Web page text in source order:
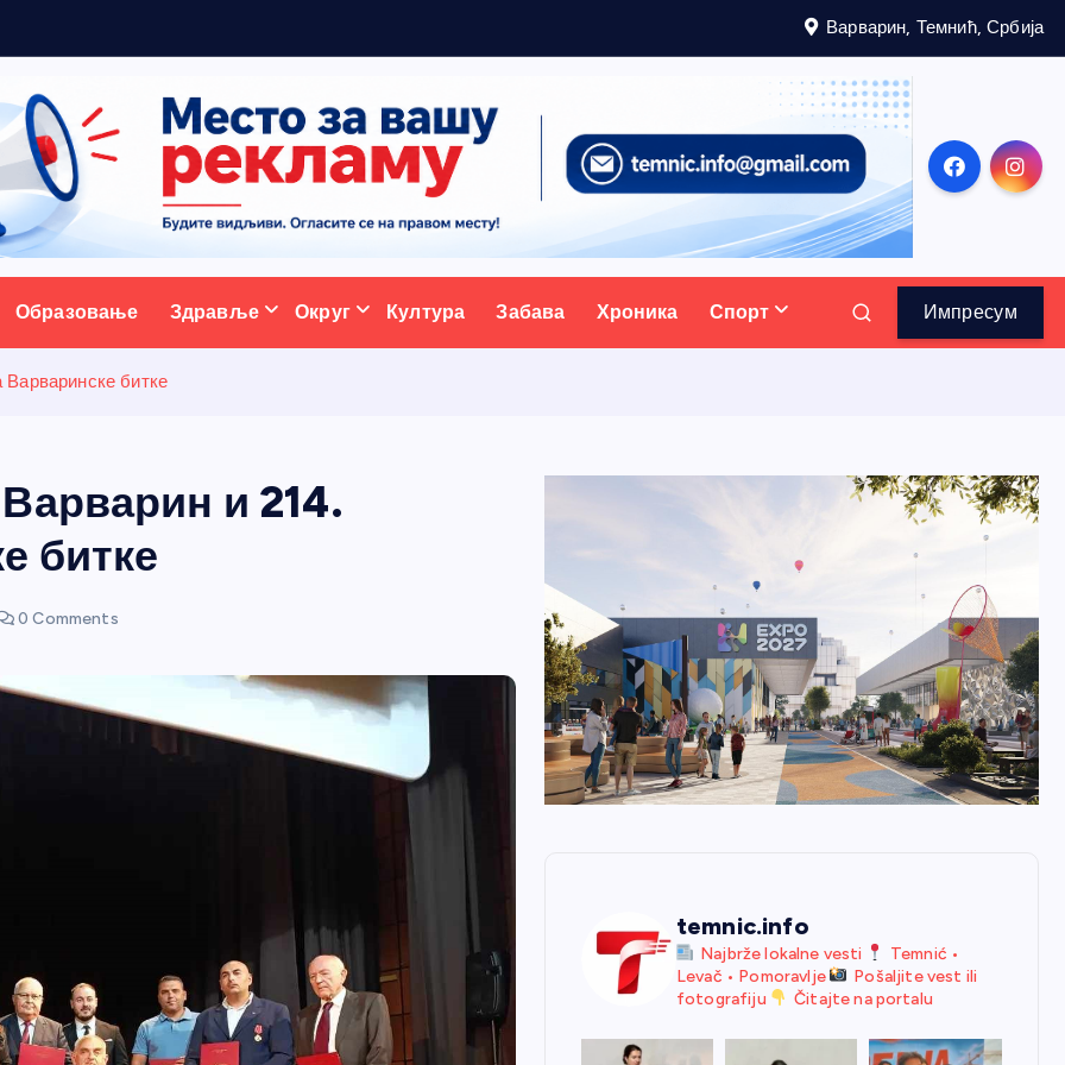
Варварин, Темнић, Србија
портал
Образовање Здравље Округ Култура Забава Хроника Спорт Импресум
битке
и 214.
битке
0 Comments
temnic.info
Najbrže lokalne vesti
Temnić •
Levač • Pomoravlje
Pošaljite vest ili
fotografiju
Čitajte na portalu